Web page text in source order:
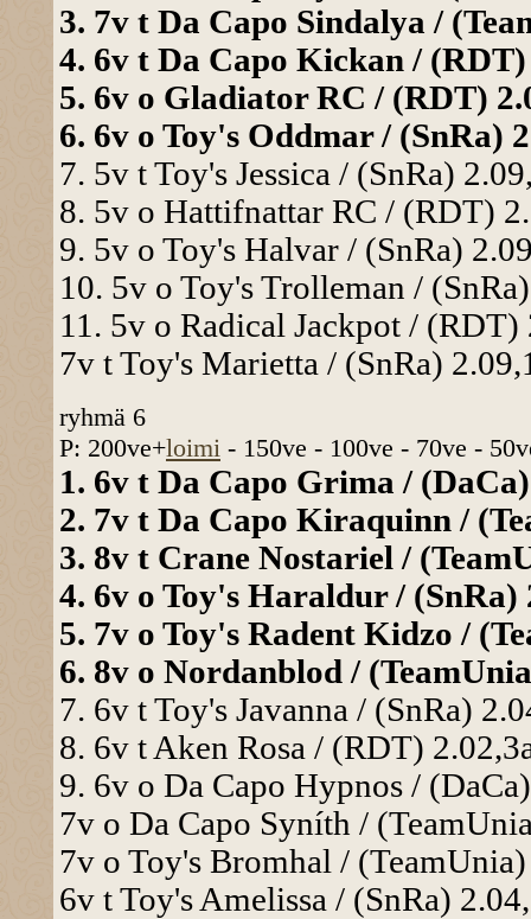
3. 7v t Da Capo Sindalya /
4. 6v t Da Capo Kickan /
5. 6v o Gladiator RC / (RDT)
6. 6v o Toy's Oddmar / (SnRa)
7. 5v t Toy's Jessica / (SnRa)
8. 5v o Hattifnattar RC / (RDT)
9. 5v o Toy's Halvar / (SnRa)
10. 5v o Toy's Trolleman /
11. 5v o Radical Jackpot /
7v t Toy's Marietta / (SnRa)
ryhmä 6
P: 200ve+loimi - 150ve - 100ve - 70ve -
1. 6v t Da Capo Grima /
2. 7v t Da Capo Kiraquinn /
3. 8v t Crane Nostariel /
4. 6v o Toy's Haraldur / (SnRa)
5. 7v o Toy's Radent Kidzo /
6. 8v o Nordanblod /
7. 6v t Toy's Javanna / (SnRa)
8. 6v t Aken Rosa / (RDT)
9. 6v o Da Capo Hypnos /
7v o Da Capo Syníth /
7v o Toy's Bromhal /
6v t Toy's Amelissa / (SnRa)